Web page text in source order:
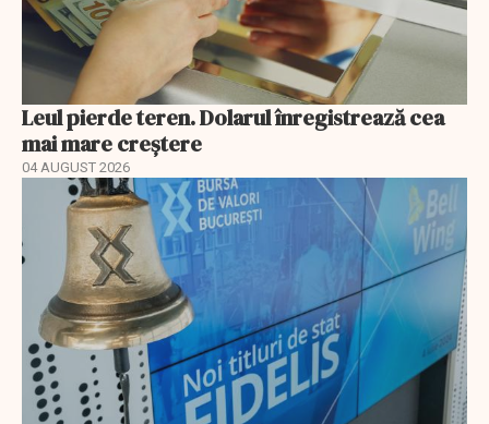
Leul pierde teren. Dolarul înregistrează cea
mai mare creștere
04 AUGUST 2026